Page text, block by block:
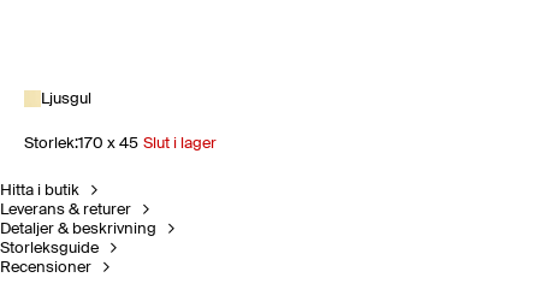
Ljusgul
Storlek:170 x 45 Slut i lager
Hitta i butik
Leverans & returer
Detaljer & beskrivning
Storleksguide
Recensioner